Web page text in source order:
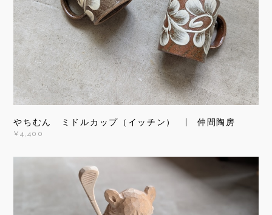
やちむん ミドルカップ（イッチン） | 仲間陶房
¥4,400